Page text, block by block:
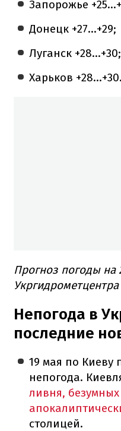
Запорожье
Донецк +27...+29;
Луганск +28...+30;
Харьков +28...+30.
Прогноз погоды на
Укргидрометцентра
Непогода в
последние
19 мая по Киеву
непогода.
ливня,
столицей.